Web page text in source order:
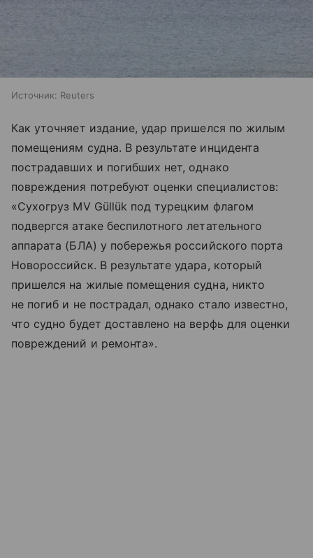
Источник: Reuters
Как уточняет издание, удар пришелся по жилым
помещениям судна. В результате инцидента
пострадавших и погибших нет, однако
повреждения потребуют оценки специалистов:
«Сухогруз MV Güllük под турецким флагом
подвергся атаке беспилотного летательного
аппарата (БЛА) у побережья российского порта
Новороссийск. В результате удара, который
пришелся на жилые помещения судна, никто
не погиб и не пострадал, однако стало известно,
что судно будет доставлено на верфь для оценки
повреждений и ремонта».